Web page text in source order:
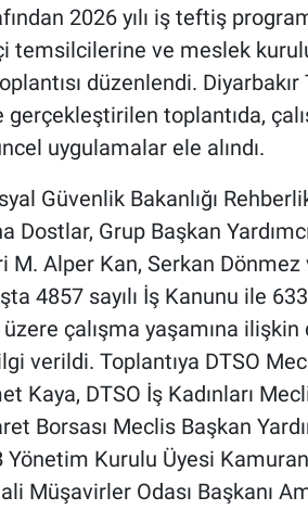
2026 yılı iş teftiş
temsilcilerine ve meslek
düzenlendi.
toplantıda,
uygulamalar ele alındı.
Güvenlik Bakanlığı
Dostlar, Grup Başkan
Alper Kan, Serkan Dönmez
4857 sayılı İş Kanunu ile
çalışma yaşamına
verildi. Toplantıya DTSO
Kaya, DTSO İş Kadınları
Borsası Meclis Başkan
Yönetim Kurulu Üyesi
Müşavirler Odası Başkanı